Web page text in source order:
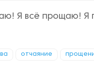
Я всё прощаю! Я
отчаяние